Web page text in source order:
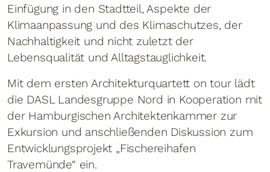
Einfügung in den Stadtteil, Aspekte der
Klimaanpassung und des Klimaschutzes, der
Nachhaltigkeit und nicht zuletzt der
Lebensqualität und Alltagstauglichkeit.
Mit dem ersten Architekturquartett on tour lädt
die DASL Landesgruppe Nord in Kooperation mit
der Hamburgischen Architektenkammer zur
Exkursion und anschließenden Diskussion zum
Entwicklungsprojekt „Fischereihafen
Travemünde“ ein.